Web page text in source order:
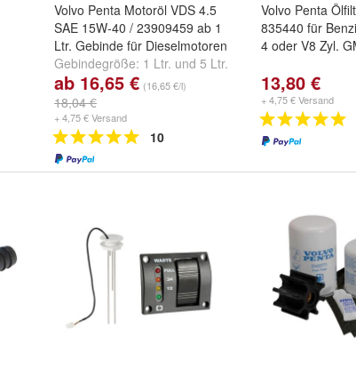
Volvo Penta Motoröl VDS 4.5
SAE 15W-40 / 23909459 ab 1
Ltr. Gebinde für Dieselmotoren
Gebindegröße: 1 Ltr. und 5 Ltr.
ab 16,65 € (16,65 €/l)
18,04 €
+ 4,75 € Versand
10
Volvo Penta
835440 für
4 oder V8 Zyl.
13,80 €
+ 4,75 € Versand